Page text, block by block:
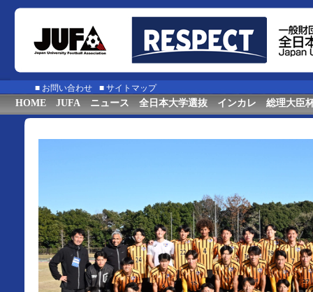
■ お問い合わせ ■ サイトマップ
HOME JUFA ニュース 全日本大学選抜 インカレ 総理大臣